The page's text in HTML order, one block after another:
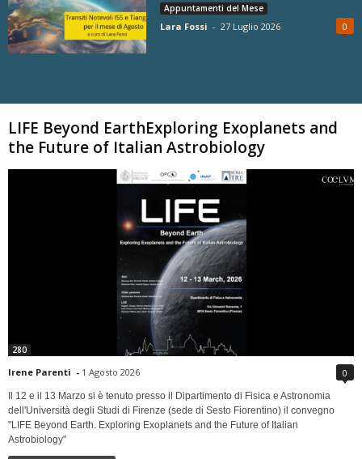
Appuntamenti del Mese
Lara Fossi - 27 Luglio 2026 0
LIFE Beyond EarthExploring Exoplanets and
the Future of Italian Astrobiology
280
Irene Parenti - 1 Agosto 2026 0
Il 12 e il 13 Marzo si è tenuto presso il Dipartimento di Fisica e Astronomia
dell'Università degli Studi di Firenze (sede di Sesto Fiorentino) il convegno
"LIFE Beyond Earth. Exploring Exoplanets and the Future of Italian
Astrobiology"